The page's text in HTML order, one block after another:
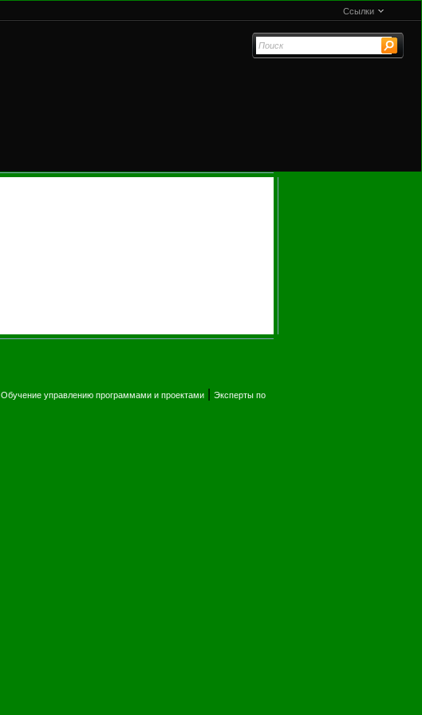
Ссылки
Обучение управлению программами и проектами
Эксперты по